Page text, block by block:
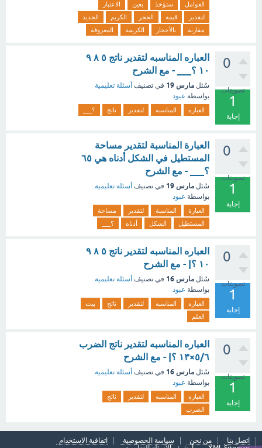
العوامل
ستؤخذ بعين
الاعتبار
لتقدير
قيمة الحجر الكريم
الجديد
مقارنة
بالأحجار الكريمة المعروفة
0
تصويتات
1
إجابة
العباره المناسبه لتقدير ناتج ٥ ٨ ٩
١٠ ؟___ - مع الشرح
سُئل مارس 19 في تصنيف أسئلة تعليمية
بواسطة عبود
العباره المناسبه لتقدير ناتج ؟___
0
تصويتات
1
إجابة
العبارة المناسبة لتقدير مساحة
المستطيل في الشكل أدناه هي ٦٥
؟___ - مع الشرح
سُئل مارس 19 في تصنيف أسئلة تعليمية
بواسطة عبود
العبارة المناسبة لتقدير
مساحة
المستطيل
الشكل أدناه ؟___
0
تصويتات
1
إجابة
العباره المناسبه لتقدير ناتج ٥ ٨ ٩
١٠ ؟| - مع الشرح
سُئل مارس 16 في تصنيف أسئلة تعليمية
بواسطة عبود
العباره المناسبه لتقدير ناتج
بيت
العلم
0
تصويتات
1
إجابة
العباره المناسبه لتقدير ناتج الضرب
٥/٦×١٣ ؟| - مع الشرح
سُئل مارس 16 في تصنيف أسئلة تعليمية
بواسطة عبود
العباره المناسبه لتقدير
ناتج
الضرب
اتصل بنا من نحن سياسة الخصوصية
اتفاقية الاستخدام